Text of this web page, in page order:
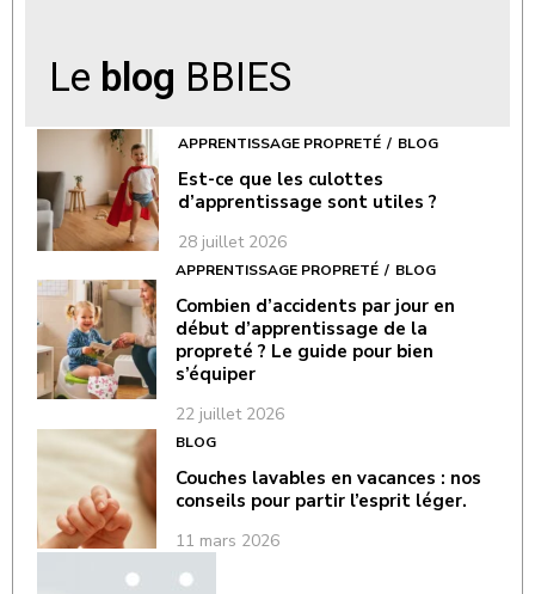
Le blog BBIES
APPRENTISSAGE PROPRETÉ BLOG
Est-ce que les culottes
d’apprentissage sont utiles ?
28 juillet 2026
APPRENTISSAGE PROPRETÉ BLOG
Combien d’accidents par jour en
début d’apprentissage de la
propreté ? Le guide pour bien
s’équiper
22 juillet 2026
BLOG
Couches lavables en vacances : nos
conseils pour partir l’esprit léger.
11 mars 2026